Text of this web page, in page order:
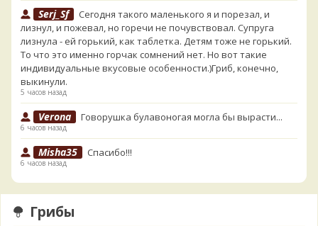
Serj_Sf
Сегодня такого маленького я и порезал, и
лизнул, и пожевал, но горечи не почувствовал. Супруга
лизнула - ей горький, как таблетка. Детям тоже не горький.
То что это именно горчак сомнений нет. Но вот такие
индивидуальные вкусовые особенности.)Гриб, конечно,
выкинули.
5 часов назад
Verona Говорушка булавоногая могла бы вырасти...
6 часов назад
Misha35 Спасибо!!!
6 часов назад
BorisM
точно нет! P.S. Вячеслав, мы ждём ваших подтверждений
насчёт того, что на разных фото не один и тот же гриб. Они
Грибы